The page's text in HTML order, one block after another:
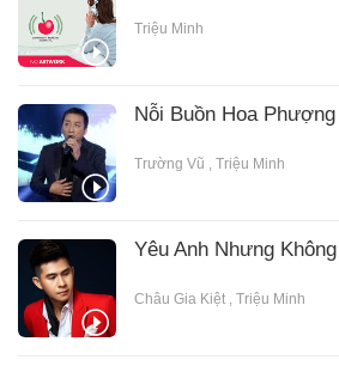
Triệu Minh
Nỗi Buồn Hoa Phượng
Trường Vũ , Triệu Minh
Yêu Anh Nhưng
Châu Gia Kiệt , Triệu Minh